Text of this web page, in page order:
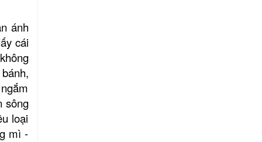
ánh
cái
sông
loại
mì -